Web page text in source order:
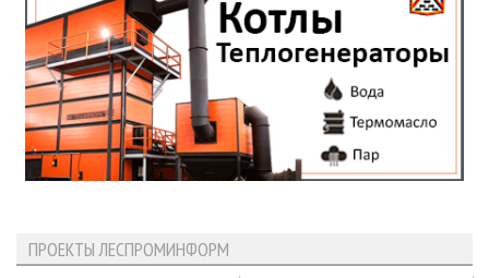
ПРОЕКТЫ ЛЕСПРОМИНФОРМ